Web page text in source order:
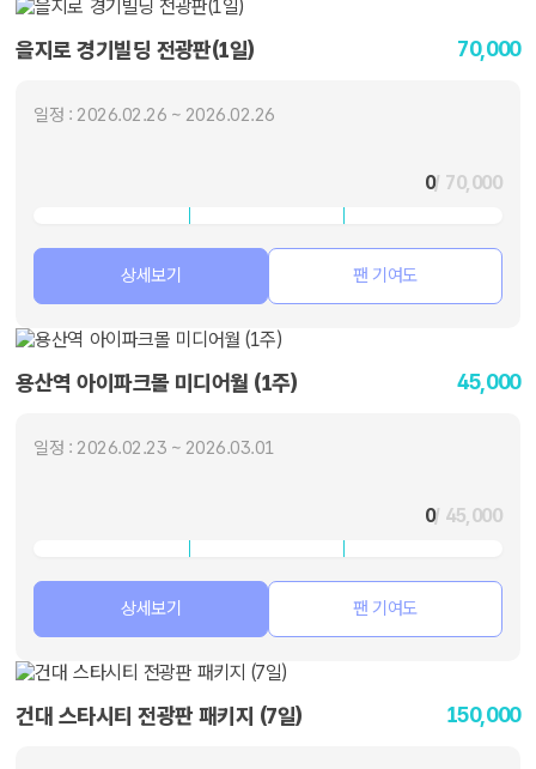
을지로 경기빌딩 전광판(1일) 70,000
일정 : 2026.02.26 ~ 2026.02.26
0/ 70,000
상세보기 팬 기여도
용산역 아이파크몰 미디어월 (1주) 45,000
일정 : 2026.02.23 ~ 2026.03.01
0/ 45,000
상세보기 팬 기여도
건대 스타시티 전광판 패키지 (7일) 150,000